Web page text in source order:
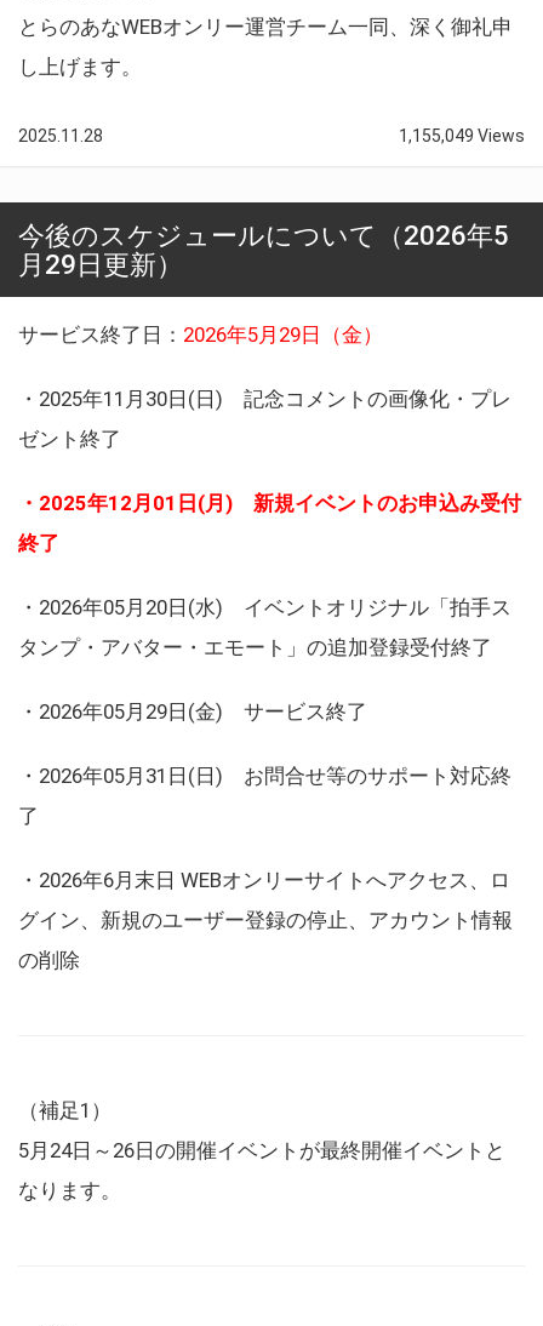
とらのあなWEBオンリー運営チーム一同、深く御礼申
し上げます。
2025.11.28 1,155,049 Views
今後のスケジュールについて（2026年5
月29日更新）
サービス終了日： 2026年5月29日（金）
・2025年11月30日(日) 記念コメントの画像化・プレ
ゼント終了
・2025年12月01日(月) 新規イベントのお申込み受付
終了
・2026年05月20日(水) イベントオリジナル「拍手ス
タンプ・アバター・エモート」の追加登録受付終了
・2026年05月29日(金) サービス終了
・2026年05月31日(日) お問合せ等のサポート対応終
了
・2026年6月末日 WEBオンリーサイトへアクセス、ロ
グイン、新規のユーザー登録の停止、アカウント情報
の削除
（補足1）
5月24日～26日の開催イベントが最終開催イベントと
なります。